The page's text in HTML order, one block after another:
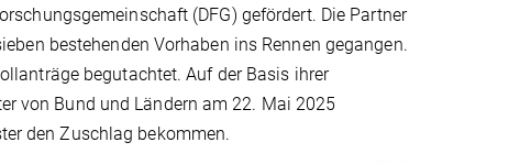
(DFG) gefördert. Die Partner
bestehenden Vorhaben ins Rennen gegangen.
begutachtet. Auf der Basis ihrer
von Bund und Ländern am 22. Mai 2025
den Zuschlag bekommen.